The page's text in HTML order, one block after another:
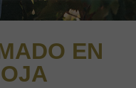
EN